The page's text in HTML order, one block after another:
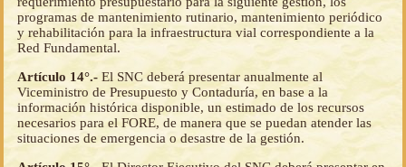
programas de mantenimiento rutinario, mantenimiento periódico
y rehabilitación para la infraestructura vial correspondiente a la
Red Fundamental.
Artículo 14°.- El SNC deberá presentar anualmente al
Viceministro de Presupuesto y Contaduría, en base a la
información histórica disponible, un estimado de los recursos
necesarios para el FORE, de manera que se puedan atender las
situaciones de emergencia o desastre de la gestión.